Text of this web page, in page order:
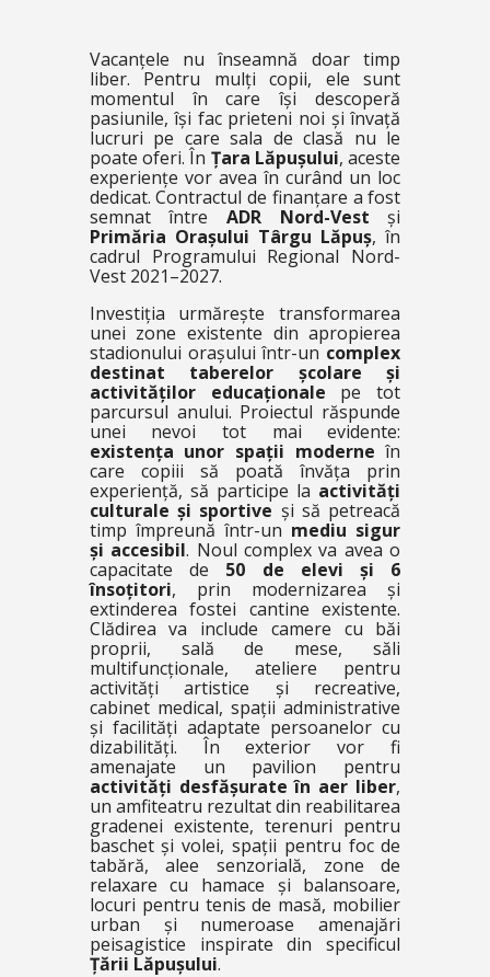
Vacanțele nu înseamnă doar timp
liber. Pentru mulți copii, ele sunt
momentul în care își descoperă
pasiunile, își fac prieteni noi și învață
lucruri pe care sala de clasă nu le
poate oferi. În Țara Lăpușului, aceste
experiențe vor avea în curând un loc
dedicat. Contractul de finanțare a fost
semnat între ADR Nord-Vest și
Primăria Orașului Târgu Lăpuș, în
cadrul Programului Regional Nord-
Vest 2021–2027.
Investiția urmărește transformarea
unei zone existente din apropierea
stadionului orașului într-un complex
destinat taberelor școlare și
activităților educaționale pe tot
parcursul anului. Proiectul răspunde
unei nevoi tot mai evidente:
existența unor spații moderne în
care copiii să poată învăța prin
experiență, să participe la activități
culturale și sportive și să petreacă
timp împreună într-un mediu sigur
și accesibil. Noul complex va avea o
capacitate de 50 de elevi și 6
însoțitori, prin modernizarea și
extinderea fostei cantine existente.
Clădirea va include camere cu băi
proprii, sală de mese, săli
multifuncționale, ateliere pentru
activități artistice și recreative,
cabinet medical, spații administrative
și facilități adaptate persoanelor cu
dizabilități. În exterior vor fi
amenajate un pavilion pentru
activități desfășurate în aer liber,
un amfiteatru rezultat din reabilitarea
gradenei existente, terenuri pentru
baschet și volei, spații pentru foc de
tabără, alee senzorială, zone de
relaxare cu hamace și balansoare,
locuri pentru tenis de masă, mobilier
urban și numeroase amenajări
peisagistice inspirate din specificul
Țării Lăpușului.